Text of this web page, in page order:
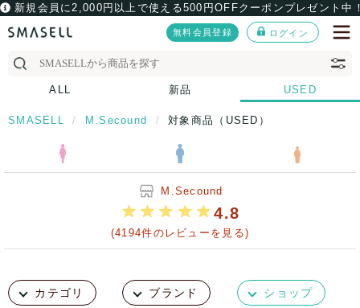
新規会員に2,000円以上で使える500円OFFクーポンプレゼント中
無料会員登録 ログイン
ALL 新品 USED
SMASELL M.Secound 対象商品（USED）
M.Secound
4.8
(4194件のレビューを見る)
カテゴリ ブランド ショップ